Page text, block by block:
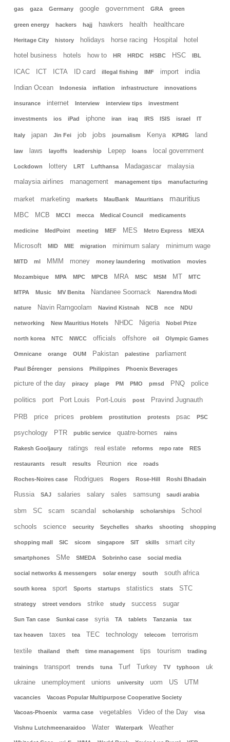
gas gaza Germany google government GRA green
green energy hackers hajj hawkers health healthcare
Heritage City history holidays horse racing Hospital hotel
hotel business hotels how to HR HRDC HSBC HSC IBL
ICAC ICT ICTA ID card illegal fishing IMF import india
Indian Ocean Indonesia inflation infrastructure innovations
insurance internet Interview interview tips investment
investments ios iPad iphone iran iraq IRS ISIS israel IT
Italy japan Jin Fei job jobs journalism Kenya KPMG land
law laws layoffs leadership Lepep loans local government
Lockdown lottery LRT Lufthansa Madagascar malaysia
malaysia airlines management management tips manufacturing
market marketing markets MauBank Mauritians mauritius
MBC MCB MCCI mecca Medical Council medicaments
medicine MedPoint meeting MEF MES Metro Express MEXA
Microsoft MID MIE migration minimum salary minimum wage
MITD ml MMM money money laundering motivation movies
Mozambique MPA MPC MPCB MRA MSC MSM MT MTC
MTPA Music MV Benita Nandanee Soornack Narendra Modi
nature Navin Ramgoolam Navind Kistnah NCB nce NDU
networking New Mauritius Hotels NHDC Nigeria Nobel Prize
north korea NTC NWCC officials offshore oil Olympic Games
Omnicane orange OUM Pakistan palestine parliament
Paul Bérenger pensions Philippines Phoenix Beverages
picture of the day piracy plage PM PMO pmsd PNQ police
politics port Port Louis Port-Louis post Pravind Jugnauth
PRB price prices problem prostitution protests psac PSC
psychology PTR public service quatre-bornes rains
Rakesh Gooljaury ratings real estate reforms repo rate RES
restaurants result results Reunion rice roads
Roches-Noires case Rodrigues Rogers Rose-Hill Roshi Bhadain
Russia SAJ salaries salary sales samsung saudi arabia
sbm SC scam scandal scholarship scholarships School
schools science security Seychelles sharks shooting shopping
shopping mall SIC sicom singapore SIT skills smart city
smartphones SMe SMEDA Sobrinho case social media
social networks & messengers solar energy south south africa
south korea sport Sports startups statistics stats STC
strategy street vendors strike study success sugar
Sun Tan case Sunkai case syria TA tablets Tanzania tax
tax heaven taxes tea TEC technology telecom terrorism
textile thailand theft time management tips tourism trading
trainings transport trends tuna Turf Turkey TV typhoon uk
ukraine unemployment unions university uom US UTM
vacancies Vacoas Popular Multipurpose Cooperative Society
Vacoas-Phoenix varma case vegetables Video of the Day visa
Vishnu Lutchmeenaraidoo Water Waterpark Weather